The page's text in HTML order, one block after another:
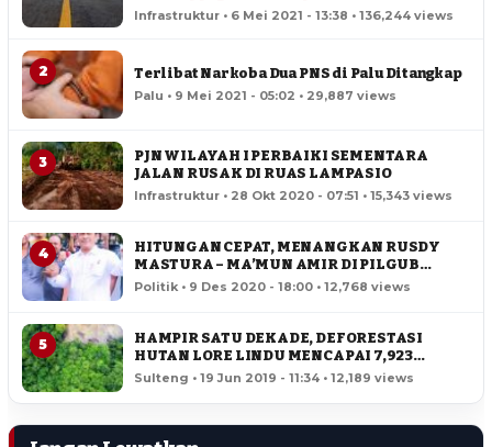
Infrastruktur • 6 Mei 2021 - 13:38 • 136,244 views
2 Terlibat Narkoba Dua PNS di Palu Ditangkap
Palu • 9 Mei 2021 - 05:02 • 29,887 views
3
PJN WILAYAH I PERBAIKI SEMENTARA
JALAN RUSAK DI RUAS LAMPASIO
Infrastruktur • 28 Okt 2020 - 07:51 • 15,343 views
4
HITUNGAN CEPAT, MENANGKAN RUSDY
MASTURA – MA’MUN AMIR DI PILGUB
SULTENG
Politik • 9 Des 2020 - 18:00 • 12,768 views
5
HAMPIR SATU DEKADE, DEFORESTASI
HUTAN LORE LINDU MENCAPAI 7,923
HEKTAR
Sulteng • 19 Jun 2019 - 11:34 • 12,189 views